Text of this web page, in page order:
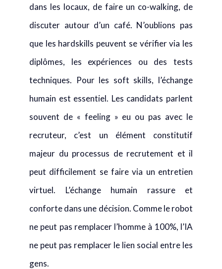
dans les locaux, de faire un co-walking, de
discuter autour d’un café. N’oublions pas
que les hardskills peuvent se vérifier via les
diplômes, les expériences ou des tests
techniques. Pour les soft skills, l’échange
humain est essentiel. Les candidats parlent
souvent de « feeling » eu ou pas avec le
recruteur, c’est un élément constitutif
majeur du processus de recrutement et il
peut difficilement se faire via un entretien
virtuel. L’échange humain rassure et
conforte dans une décision. Comme le robot
ne peut pas remplacer l’homme à 100%, l’IA
ne peut pas remplacer le lien social entre les
gens.